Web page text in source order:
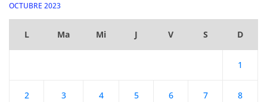
OCTUBRE 2023
L Ma Mi J V S D
1
2 3 4 5 6 7 8